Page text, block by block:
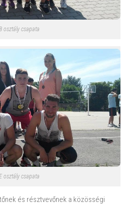
osztály csapata
osztály csapata
és résztvevőnek a közösségi